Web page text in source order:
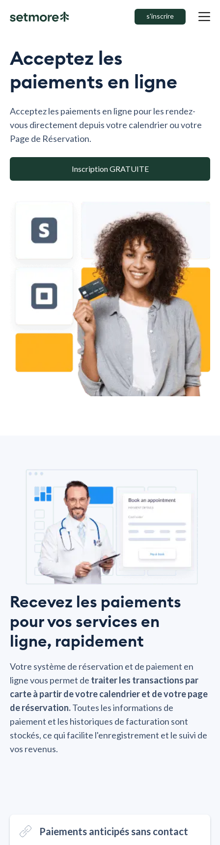
s'inscrire
Acceptez les
paiements en ligne
Acceptez les paiements en ligne pour les rendez-
vous directement depuis votre calendrier ou votre
Page de Réservation.
Inscription GRATUITE
Recevez les paiements
pour vos services en
ligne, rapidement
Votre système de réservation et de paiement en
ligne vous permet de traiter les transactions par
carte à partir de votre calendrier et de votre page
de réservation.Toutes les informations de
paiement et les historiques de facturation sont
stockés, ce qui facilite l'enregistrement et le suivi de
vos revenus.
Paiements anticipés sans contact